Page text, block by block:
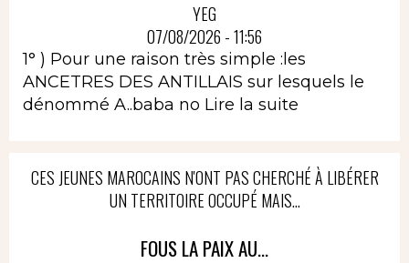
YEG
07/08/2026 - 11:56
1° ) Pour une raison très simple :les
ANCETRES DES ANTILLAIS sur lesquels le
dénommé A..baba no Lire la suite
CES JEUNES MAROCAINS N'ONT PAS CHERCHÉ À LIBÉRER
UN TERRITOIRE OCCUPÉ MAIS...
FOUS LA PAIX AU...